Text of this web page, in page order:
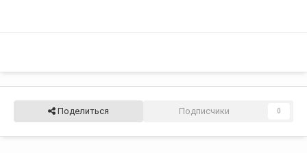
Поделиться Подписчики 0